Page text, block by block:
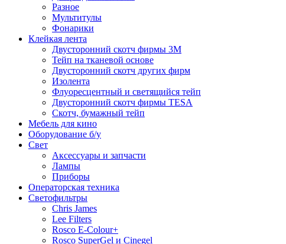
Разное
Мультитулы
Фонарики
Клейкая лента
Двусторонний скотч фирмы 3M
Тейп на тканевой основе
Двусторонний скотч других фирм
Изолента
Флуоресцентный и светящийся тейп
Двусторонний скотч фирмы TESA
Скотч, бумажный тейп
Мебель для кино
Оборудование б/у
Свет
Аксессуары и запчасти
Лампы
Приборы
Операторская техника
Светофильтры
Chris James
Lee Filters
Rosco E-Colour+
Rosco SuperGel и Cinegel